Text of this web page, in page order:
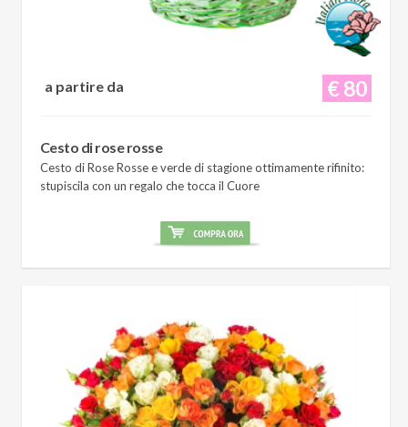
€ 80
a partire da
Cesto di rose rosse
Cesto di Rose Rosse e verde di stagione ottimamente rifinito:
stupiscila con un regalo che tocca il Cuore